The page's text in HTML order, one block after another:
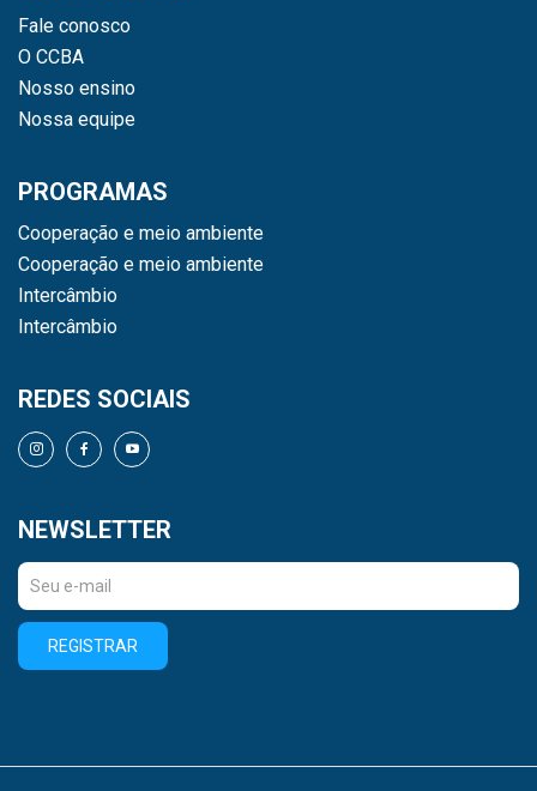
Fale conosco
O CCBA
Nosso ensino
Nossa equipe
PROGRAMAS
Cooperação e meio ambiente
Cooperação e meio ambiente
Intercâmbio
Intercâmbio
REDES SOCIAIS
NEWSLETTER
REGISTRAR